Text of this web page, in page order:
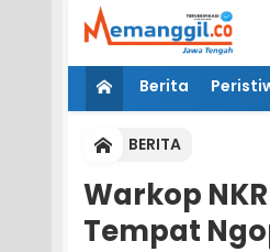
Berita
BERITA
Warkop
Tempat